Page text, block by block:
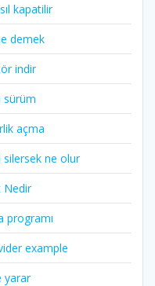
kapatilir
demek
indir
sürüm
açma
silersek ne olur
Nedir
programı
example
yarar